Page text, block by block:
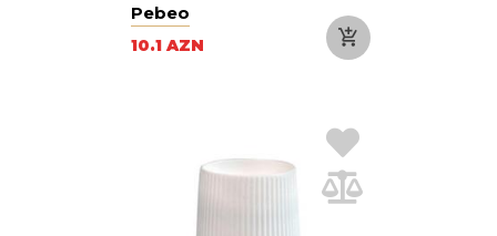
Pebeo
10.1 AZN